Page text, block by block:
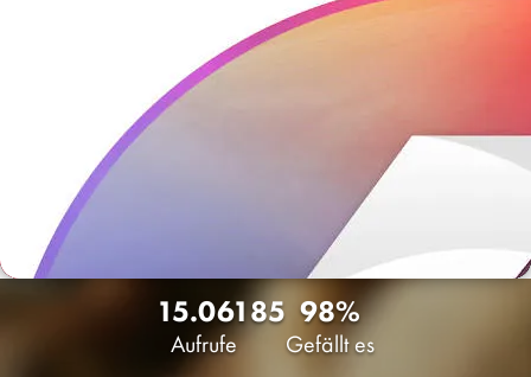
15.061
Aufrufe
85 98%
Gefällt es